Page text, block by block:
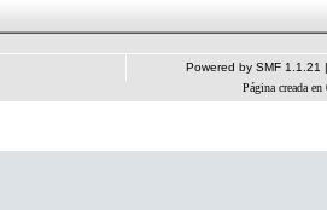
Powered by SMF 1.1.21
Página creada